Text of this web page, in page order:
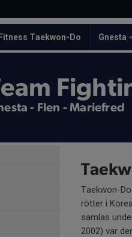
Taekwon-Do Gnesta
- Flen - Mariefred
Taekwon-
rötter i
samlas
2002) var